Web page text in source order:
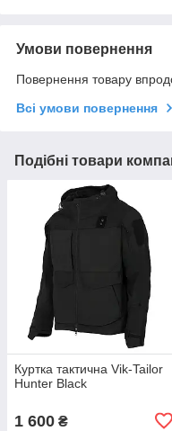
Умови повернення
Повернення товару
Всі умови повернення
Подібні товари
Куртка тактична Vik-Tailor
Hunter Black
1 600 ₴